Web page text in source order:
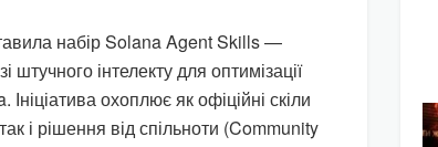
набір Solana Agent Skills —
штучного інтелекту для оптимізації
охоплює як офіційні скіли
і рішення від спільноти (Community